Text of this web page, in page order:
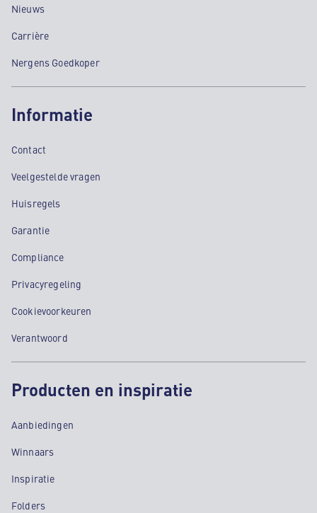
Nieuws
Carrière
Nergens Goedkoper
Informatie
Contact
Veelgestelde vragen
Huisregels
Garantie
Compliance
Privacyregeling
Cookievoorkeuren
Verantwoord
Producten en inspiratie
Aanbiedingen
Winnaars
Inspiratie
Folders